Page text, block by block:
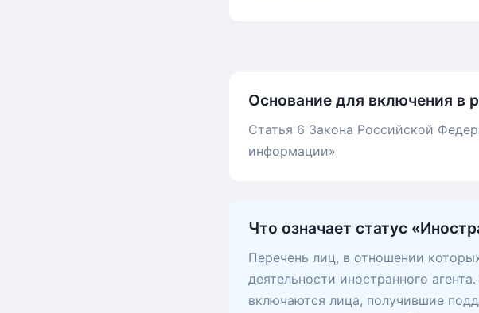
Основание для включения в
Статья 6 Закона Российской
информации»
Что означает статус
Перечень лиц, в отношении
деятельности иностранного
включаются лица, получившие